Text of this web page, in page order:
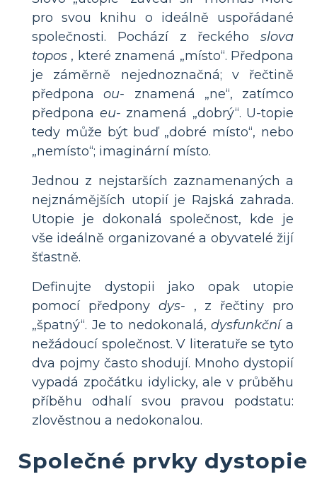
pro svou knihu o ideálně uspořádané
společnosti. Pochází z řeckého slova
topos , které znamená „místo“. Předpona
je záměrně nejednoznačná; v řečtině
předponaou- znamená „ne“, zatímco
předpona eu- znamená „dobrý“. U-topie
tedy může být buď „dobré místo“, nebo
„nemísto“; imaginární místo.
Jednou z nejstarších zaznamenaných a
nejznámějších utopií je Rajská zahrada.
Utopie je dokonalá společnost, kde je
vše ideálně organizované a obyvatelé žijí
šťastně.
Definujte dystopii jako opak utopie
pomocí předpony dys- , z řečtiny pro
„špatný“. Je to nedokonalá,dysfunkčnía
nežádoucí společnost. V literatuře se tyto
dva pojmy často shodují. Mnoho dystopií
vypadá zpočátku idylicky, ale v průběhu
příběhu odhalí svou pravou podstatu:
zlověstnou a nedokonalou.
Společné prvky dystopie